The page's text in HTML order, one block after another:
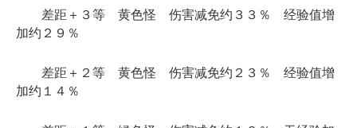
差距＋３等 黄色怪 伤害减免约３３％ 经验值增
加约２９％
差距＋２等 黄色怪 伤害减免约２３％ 经验值增
加约１４％